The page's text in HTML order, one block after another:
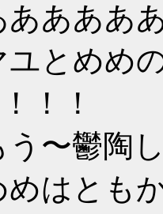
ああああ
ユとめめ
！！
う〜鬱陶
めはとも